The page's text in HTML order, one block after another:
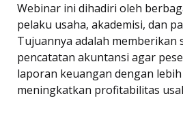
Webinar ini dihadiri oleh
pelaku usaha, akademisi, dan
Tujuannya adalah memberikan
pencatatan akuntansi agar
laporan keuangan dengan
meningkatkan profitabilitas